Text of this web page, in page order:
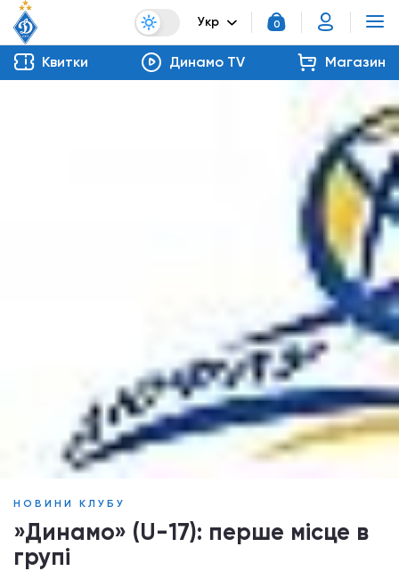
Укр 0
Квитки Динамо TV Магазин
НОВИНИ КЛУБУ
»Динамо» (U-17): перше місце в
групі